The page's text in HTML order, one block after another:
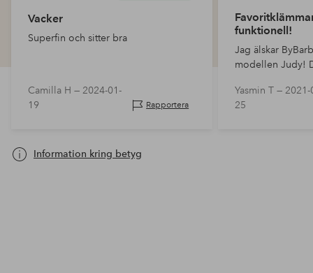
Vacker
Superfin och sitter bra
Camilla H — 2024-01-
19
Rapportera
funktionell!
Jag älskar
modellen Judy!
vackra design
utan att glida ur
Yasmin T — 2021-
25
Information kring betyg